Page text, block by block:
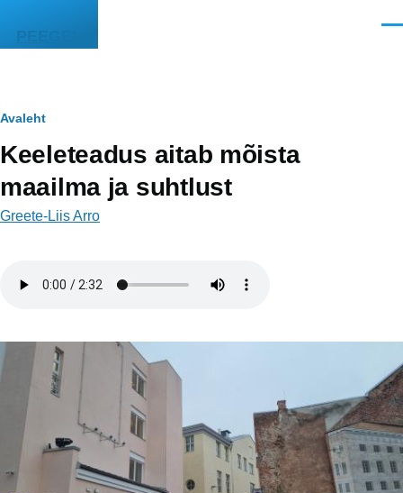
PEEGEL
Leivapuru
Avaleht
Keeleteadus aitab mõista
maailma ja suhtlust
Greete-Liis Arro